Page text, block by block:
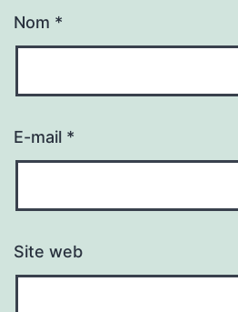
Nom *
E-mail *
Site web